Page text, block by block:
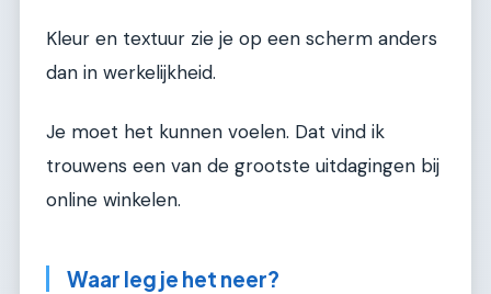
Kleur en textuur zie je op een scherm anders
dan in werkelijkheid.
Je moet het kunnen voelen. Dat vind ik
trouwens een van de grootste uitdagingen bij
online winkelen.
Waar leg je het neer?